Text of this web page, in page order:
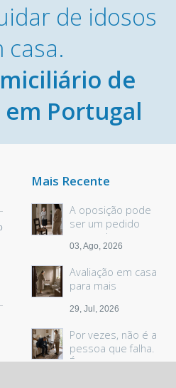
de idosos
casa.
de
Portugal
Mais Recente
A oposição pode
ser um pedido
sem palavras
03, Ago, 2026
Avaliação em casa
para mais
29, Jul, 2026
Por vezes, não é a
pessoa que falha.
É o espaço.